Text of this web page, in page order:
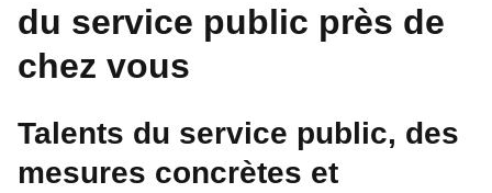
du service public près de
chez vous
Talents du service public, des
mesures concrètes et